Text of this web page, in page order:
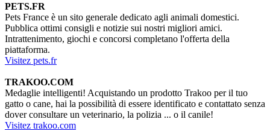
PETS.FR
Pets France è un sito generale dedicato agli animali domestici.
Pubblica ottimi consigli e notizie sui nostri migliori amici.
Intrattenimento, giochi e concorsi completano l'offerta della
piattaforma.
Visitez pets.fr
TRAKOO.COM
Medaglie intelligenti! Acquistando un prodotto Trakoo per il tuo
gatto o cane, hai la possibilità di essere identificato e contattato senza
dover consultare un veterinario, la polizia ... o il canile!
Visitez trakoo.com